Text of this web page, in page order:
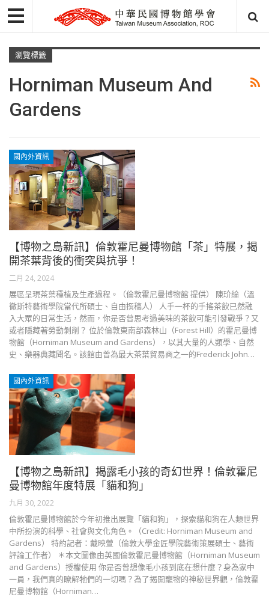
瀏覽標籤
Horniman Museum And
Gardens
國內外資訊
【博物之島新訊】倫敦霍尼曼博物館「茶」特展，揭
開茶葉背後的衝突與抗爭！
二月 24, 2024
展區呈現茶葉種植及生產過程。（倫敦霍尼曼博物館 提供） 陳玠綸（溫
徹斯特藝術學院當代所碩士、自由撰稿人） 人手一杯的手搖茶飲已然融
入大眾的日常生活，然而，你是否曾思考過美味的茶飲可能引發戰爭？又
或者隱藏著勞動剝削？ 位於倫敦東南部森林山（Forest Hill）的霍尼曼博
物館（Horniman Museum and Gardens），以其大量的人類學、自然
史、樂器典藏聞名。該館由曾為最大茶葉貿易商之一的Frederick John…
國內外資訊
【博物之島新訊】揭露毛小孩的奇幻世界！倫敦霍尼
曼博物館年度特展「貓和狗」
九月 30, 2022
倫敦霍尼曼博物館於今年初推出展覽「貓和狗」，探索貓和狗在人類世界
中所扮演的科學、社會與文化角色。（Credit: Horniman Museum and
Gardens） 特約記者：戴映萱（倫敦大學金匠學院藝術策展碩士、藝術
評論工作者） ＊本文圖像由英國倫敦霍尼曼博物館（Horniman Museum
and Gardens）授權使用 你是否曾想像毛小孩到底在想什麼？身為家中
一員，我們真的瞭解牠們的一切嗎？為了揭開寵物的神秘世界觀，倫敦霍
尼曼博物館（Horniman…